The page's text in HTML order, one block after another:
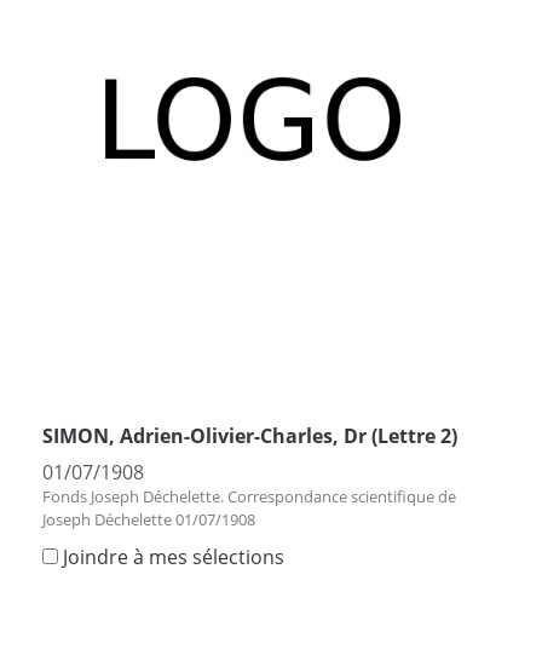
SIMON, Adrien-Olivier-Charles, Dr (Lettre 2)
01/07/1908
Fonds Joseph Déchelette. Correspondance scientifique de
Joseph Déchelette 01/07/1908
Joindre à mes sélections